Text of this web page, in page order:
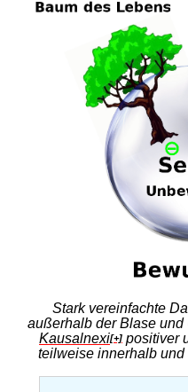
Stark vereinfachte
außerhalb der Blase
Kausalnexi[+] positiver
teilweise innerhalb